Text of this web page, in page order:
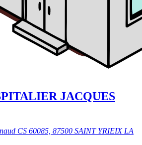
JACQUES
CS 60085, 87500 SAINT YRIEIX LA